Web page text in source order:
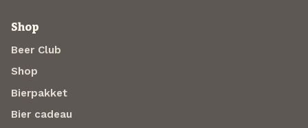
Shop
Beer Club
Shop
Bierpakket
Bier cadeau